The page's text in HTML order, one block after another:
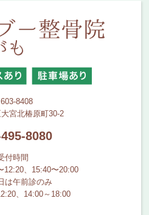
8408
宮北椿原町30-2
8080
付時間
12:20、15:40〜20:00
は午前診のみ
、14:00～18:00